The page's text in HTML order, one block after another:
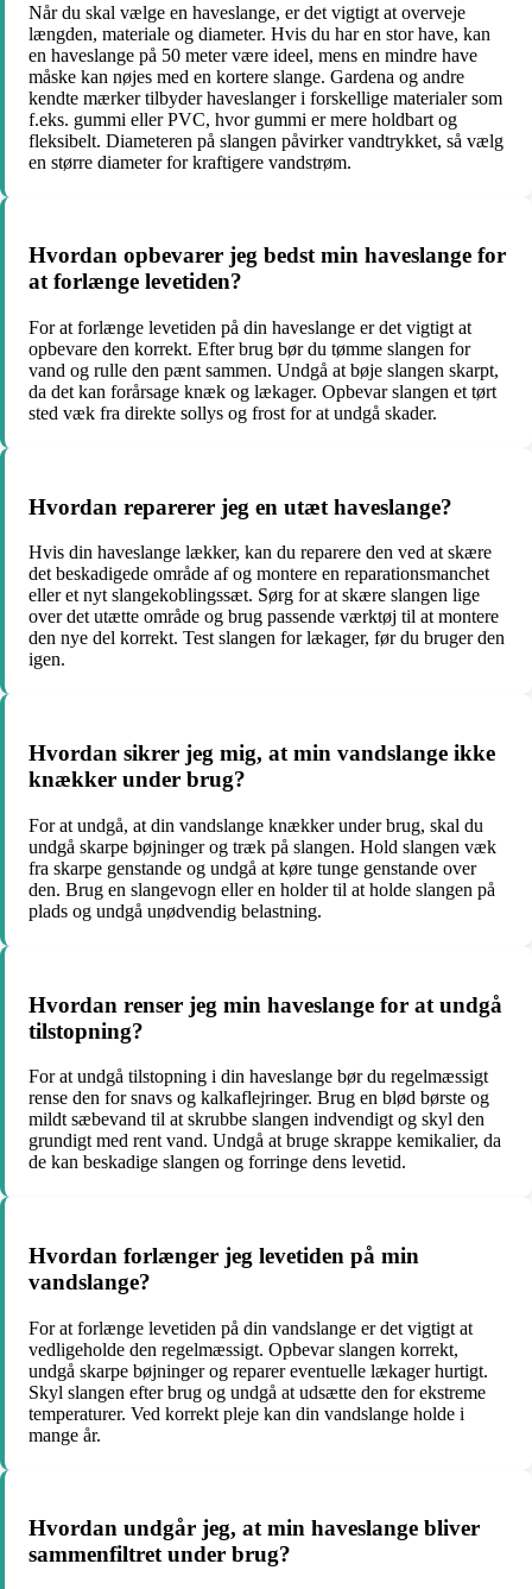
Når du skal vælge en haveslange, er det vigtigt at overveje
længden, materiale og diameter. Hvis du har en stor have, kan
en haveslange på 50 meter være ideel, mens en mindre have
måske kan nøjes med en kortere slange. Gardena og andre
kendte mærker tilbyder haveslanger i forskellige materialer som
f.eks. gummi eller PVC, hvor gummi er mere holdbart og
fleksibelt. Diameteren på slangen påvirker vandtrykket, så vælg
en større diameter for kraftigere vandstrøm.
Hvordan opbevarer jeg bedst min haveslange for
at forlænge levetiden?
For at forlænge levetiden på din haveslange er det vigtigt at
opbevare den korrekt. Efter brug bør du tømme slangen for
vand og rulle den pænt sammen. Undgå at bøje slangen skarpt,
da det kan forårsage knæk og lækager. Opbevar slangen et tørt
sted væk fra direkte sollys og frost for at undgå skader.
Hvordan reparerer jeg en utæt haveslange?
Hvis din haveslange lækker, kan du reparere den ved at skære
det beskadigede område af og montere en reparationsmanchet
eller et nyt slangekoblingssæt. Sørg for at skære slangen lige
over det utætte område og brug passende værktøj til at montere
den nye del korrekt. Test slangen for lækager, før du bruger den
igen.
Hvordan sikrer jeg mig, at min vandslange ikke
knækker under brug?
For at undgå, at din vandslange knækker under brug, skal du
undgå skarpe bøjninger og træk på slangen. Hold slangen væk
fra skarpe genstande og undgå at køre tunge genstande over
den. Brug en slangevogn eller en holder til at holde slangen på
plads og undgå unødvendig belastning.
Hvordan renser jeg min haveslange for at undgå
tilstopning?
For at undgå tilstopning i din haveslange bør du regelmæssigt
rense den for snavs og kalkaflejringer. Brug en blød børste og
mildt sæbevand til at skrubbe slangen indvendigt og skyl den
grundigt med rent vand. Undgå at bruge skrappe kemikalier, da
de kan beskadige slangen og forringe dens levetid.
Hvordan forlænger jeg levetiden på min
vandslange?
For at forlænge levetiden på din vandslange er det vigtigt at
vedligeholde den regelmæssigt. Opbevar slangen korrekt,
undgå skarpe bøjninger og reparer eventuelle lækager hurtigt.
Skyl slangen efter brug og undgå at udsætte den for ekstreme
temperaturer. Ved korrekt pleje kan din vandslange holde i
mange år.
Hvordan undgår jeg, at min haveslange bliver
sammenfiltret under brug?